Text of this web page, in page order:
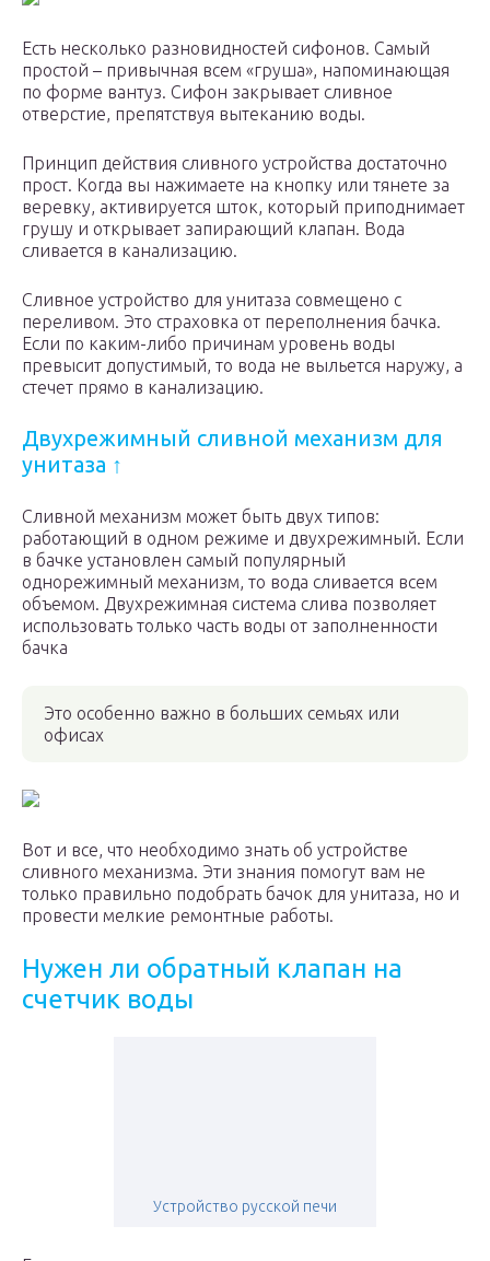
Есть несколько разновидностей сифонов. Самый
простой – привычная всем «груша», напоминающая
по форме вантуз. Сифон закрывает сливное
отверстие, препятствуя вытеканию воды.
Принцип действия сливного устройства достаточно
прост. Когда вы нажимаете на кнопку или тянете за
веревку, активируется шток, который приподнимает
грушу и открывает запирающий клапан. Вода
сливается в канализацию.
Сливное устройство для унитаза совмещено с
переливом. Это страховка от переполнения бачка.
Если по каким-либо причинам уровень воды
превысит допустимый, то вода не выльется наружу, а
стечет прямо в канализацию.
Двухрежимный сливной механизм для
унитаза ↑
Сливной механизм может быть двух типов:
работающий в одном режиме и двухрежимный. Если
в бачке установлен самый популярный
однорежимный механизм, то вода сливается всем
объемом. Двухрежимная система слива позволяет
использовать только часть воды от заполненности
бачка
Это особенно важно в больших семьях или
офисах
Вот и все, что необходимо знать об устройстве
сливного механизма. Эти знания помогут вам не
только правильно подобрать бачок для унитаза, но и
провести мелкие ремонтные работы.
Нужен ли обратный клапан на
счетчик воды
Устройство русской печи